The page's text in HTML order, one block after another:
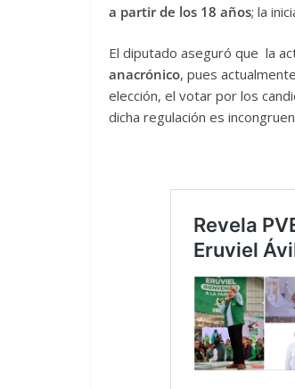
a partir de los 18 años; la
El diputado aseguró que la
anacrónico, pues
elección, el votar por los
dicha regulación es